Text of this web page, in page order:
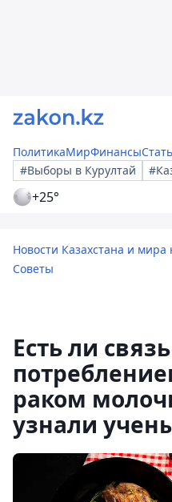
ПолитикаМирФинансы
#Выборы в Курултай
+25°
Новости Казахстана и мира
Советы
Есть ли
раком
узнали